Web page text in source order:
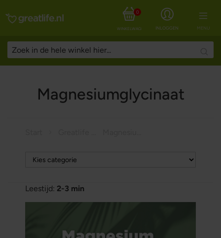
MENU
INLOGGEN
WINKELWAGEN
0
Magnesiumglycinaat
Leestijd: 2-3 min